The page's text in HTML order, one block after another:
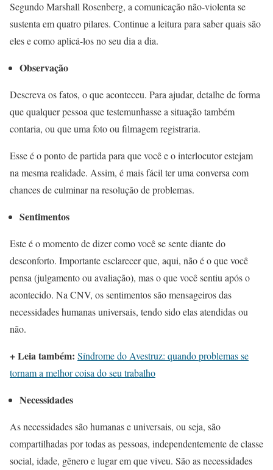
Segundo Marshall Rosenberg, a comunicação não-violenta se
sustenta em quatro pilares. Continue a leitura para saber quais são
eles e como aplicá-los no seu dia a dia.
Observação
Descreva os fatos, o que aconteceu. Para ajudar, detalhe de forma
que qualquer pessoa que testemunhasse a situação também
contaria, ou que uma foto ou filmagem registraria.
Esse é o ponto de partida para que você e o interlocutor estejam
na mesma realidade. Assim, é mais fácil ter uma conversa com
chances de culminar na resolução de problemas.
Sentimentos
Este é o momento de dizer como você se sente diante do
desconforto. Importante esclarecer que, aqui, não é o que você
pensa (julgamento ou avaliação), mas o que você sentiu após o
acontecido. Na CNV, os sentimentos são mensageiros das
necessidades humanas universais, tendo sido elas atendidas ou
não.
+ Leia também: Síndrome do Avestruz: quando problemas se
tornam a melhor coisa do seu trabalho
Necessidades
As necessidades são humanas e universais, ou seja, são
compartilhadas por todas as pessoas, independentemente de classe
social, idade, gênero e lugar em que viveu. São as necessidades